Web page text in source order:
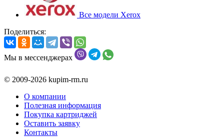
Все модели Xerox
Поделиться:
Мы в мессенджерах
© 2009-2026 kupim-rm.ru
О компании
Полезная информация
Покупка картриджей
Оставить заявку
Контакты